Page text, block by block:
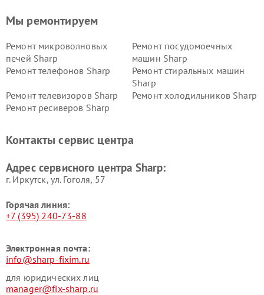
Мы ремонтируем
Ремонт микроволновых
печей Sharp
Ремонт посудомоечных
машин Sharp
Ремонт телефонов Sharp
Ремонт стиральных машин
Sharp
Ремонт телевизоров Sharp
Ремонт холодильников Sharp
Ремонт ресиверов Sharp
Контакты сервис центра
Адрес сервисного центра Sharp:
г. Иркутск, ул. ​Гоголя, 57
Горячая линия:
+7 (395) 240-73-88
Электронная почта:
info@sharp-fixim.ru
для юридических лиц
manager@fix-sharp.ru